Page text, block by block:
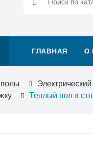
ГЛАВНАЯ О
Теплый пол в